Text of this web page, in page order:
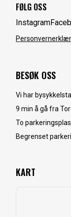
FØLG OSS
Instagram
BESØK OSS
Vi har
9 min å gå fra
To
Begrenset
KART